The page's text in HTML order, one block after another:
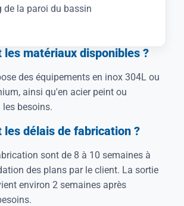
de la paroi du bassin
les matériaux disponibles ?
des équipements en inox 304L ou
ainsi qu'en acier peint ou
besoins.
les délais de fabrication ?
sont de 8 à 10 semaines à
des plans par le client. La sortie
environ 2 semaines après